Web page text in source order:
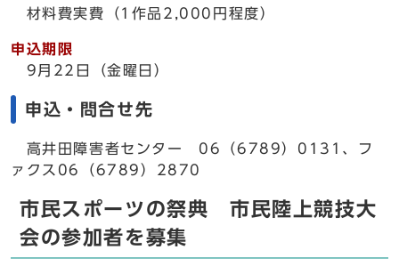
材料費実費（1作品2,000円程度）
申込期限
9月22日（金曜日）
申込・問合せ先
高井田障害者センター 06（6789）0131、フ
ァクス06（6789）2870
市民スポーツの祭典 市民陸上競技大
会の参加者を募集